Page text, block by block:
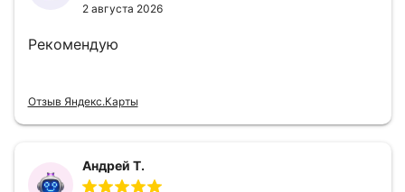
2 августа 2026
Рекомендую
Отзыв Яндекс.Карты
Андрей Т.